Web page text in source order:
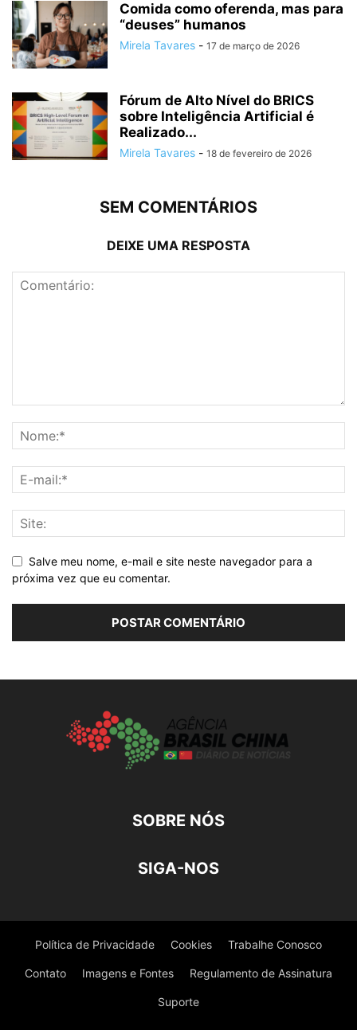
Comida como oferenda, mas para
“deuses” humanos
Mirela Tavares - 17 de março de 2026
Fórum de Alto Nível do BRICS
sobre Inteligência Artificial é
Realizado...
Mirela Tavares - 18 de fevereiro de 2026
SEM COMENTÁRIOS
DEIXE UMA RESPOSTA
Salve meu nome, e-mail e site neste navegador para a
próxima vez que eu comentar.
SOBRE NÓS
SIGA-NOS
Política de Privacidade Cookies Trabalhe Conosco
Contato Imagens e Fontes Regulamento de Assinatura
Suporte